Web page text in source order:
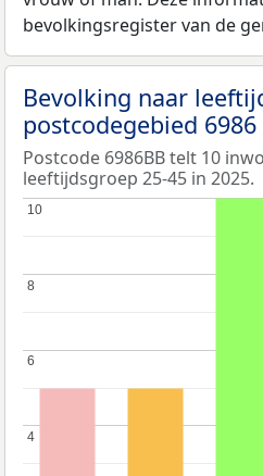
bevolkingsregister van de
Bevolking naar
postcodegebied 6986
Postcode 6986BB telt 10
leeftijdsgroep 25-45 in 2025.
4
4
6
6
8
8
10
10